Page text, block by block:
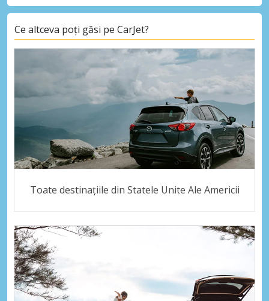
Ce altceva poți găsi pe CarJet?
Toate destinațiile din Statele Unite Ale Americii